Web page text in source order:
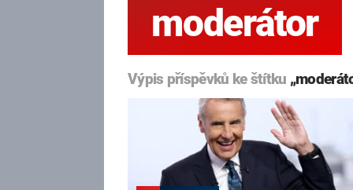
moderátor
Výpis příspěvků ke štítku